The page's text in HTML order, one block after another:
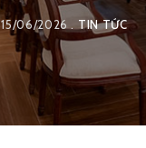
15/06/2026 TIN TỨC